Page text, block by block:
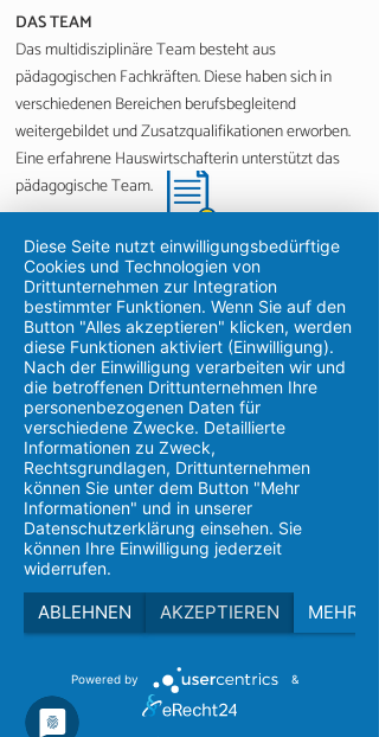
DAS TEAM
Das multidisziplinäre Team besteht aus
pädagogischen Fachkräften. Diese haben sich in
verschiedenen Bereichen berufsbegleitend
weitergebildet und Zusatzqualifikationen erworben.
Eine erfahrene Hauswirtschafterin unterstützt das
pädagogische Team.
> Bestandteil des Ortes werden
Hausleitungswechsel
Diese Seite nutzt einwilligungsbedürftige
Cookies und Technologien von
Drittunternehmen zur Integration
bestimmter Funktionen. Wenn Sie auf den
Button "Alles akzeptieren" klicken, werden
diese Funktionen aktiviert (Einwilligung).
Nach der Einwilligung verarbeiten wir und
die betroffenen Drittunternehmen Ihre
personenbezogenen Daten für
verschiedene Zwecke. Detaillierte
Informationen zu Zweck,
Rechtsgrundlagen, Drittunternehmen
können Sie unter dem Button "Mehr
Informationen" und in unserer
Datenschutzerklärung einsehen. Sie
können Ihre Einwilligung jederzeit
widerrufen.
ABLEHNEN AKZEPTIEREN MEHR
Powered by &